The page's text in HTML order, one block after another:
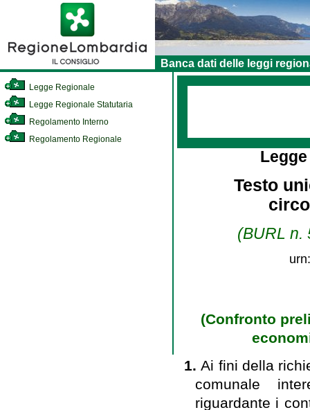
Banca dati delle leggi
Legge Regionale
Legge Regionale Statutaria
Regolamento Interno
Regolamento Regionale
Testo
(BURL n.
(Confronto
1.Ai fini della
comunale
riguardante i